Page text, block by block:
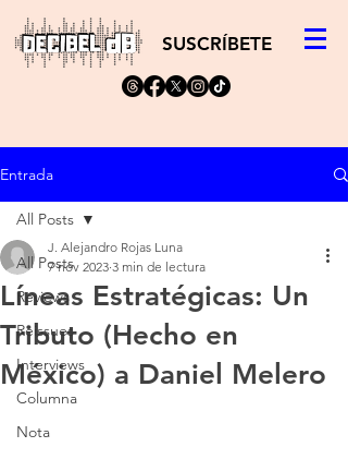
SUSCRÍBETE
Entrada
All Posts
Reviews
Reissues
Interviews
Columna
Nota
All Posts
Líneas Estratégicas: Un
Tributo (Hecho en
México) a Daniel Melero
J. Alejandro Rojas Luna
7 nov 2023 3 min de lectura